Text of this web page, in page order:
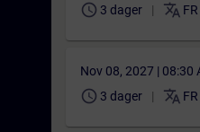
schedule 3 dager translate FR
Nov 08, 2027 | 08:30
schedule 3 dager translate FR